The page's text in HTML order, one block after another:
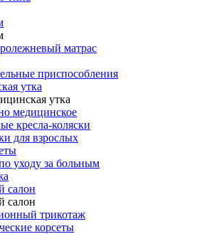
матрас
приспособления
утка
утка
медицинское
кресла-коляски
для взрослых
уходу за больным
салон
салон
трикотаж
корсеты